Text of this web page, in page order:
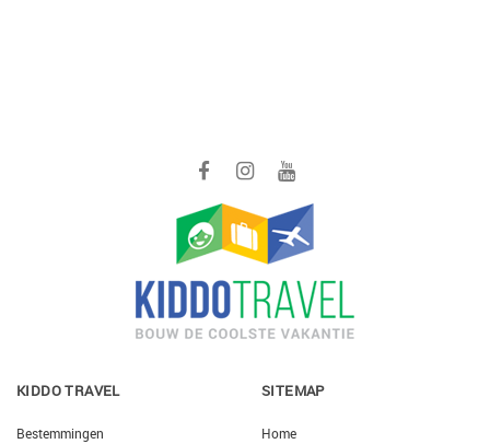
KIDDO TRAVEL
Bestemmingen
SITEMAP
Home